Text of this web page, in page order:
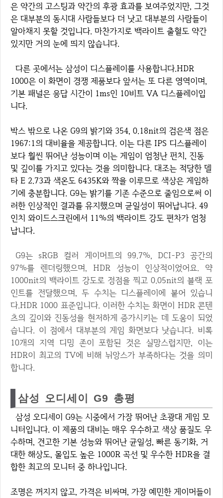
은 약간의 고스팅과 약간의 후광 효과를 보여주었지만, 그것
은 대부분의 동시대 사람들보다 더 낫고 대부분의 사람들이
알아채지 못할 것입니다. 마찬가지로 백라이트 출혈도 약간
있지만 거의 눈에 띄지 않습니다.
다른 곳에서는 삼성이 디스플레이를 사용합니다.HDR
1000은 이 화면이 경쟁 제품보다 앞서는 또 다른 영역이며,
기본 패널은 응답 시간이 1ms인 10비트 VA 디스플레이입
니다.
박스 밖으로 나온 G9의 밝기와 354, 0.18nit의 검은색 점은
1967:1의 대비율을 제공합니다. 이는 다른 IPS 디스플레이
보다 훨씬 뛰어난 성능이며 이는 게임이 엄청난 펀치, 진동
및 깊이를 가지고 있다는 것을 의미합니다. 대조는 적당한 델
타 E 2.73과 색온도 6435K와 짝을 이루므로 색상은 게임하
기에 충분합니다. G9는 밝기를 기존 수준으로 줄임으로써 이
러한 인상적인 결과를 유지했으며 균일성이 뛰어납니다. 49
인치 와이드스크린에서 11%의 백라이트 강도 편차가 엄청
납니다.
G9는 sRGB 컬러 게이머트의 99.7%, DCI-P3 공간의
97%를 렌더링했으며, HDR 성능이 인상적이었어요. 약
1000nit의 백라이트 강도로 정점을 찍고 0.05nit의 블랙 포
인트를 전달했으며, 두 수치는 디스플레이에 붙어 있습니
다.HDR 1000 표준입니다. 이러한 수치는 화면이 HDR 콘텐
츠의 깊이와 진동성을 현저하게 증가시키는 데 도움이 되었
습니다. 이 점에서 대부분의 게임 화면보다 낫습니다. 비록
10개의 지역 디밍 존이 포함된 것은 실망스럽지만, 이는
HDR이 최고의 TV에 비해 뉘앙스가 부족하다는 것을 의미
합니다.
삼성 오디세이 G9 총평
삼성 오디세이 G9는 시중에서 가장 뛰어난 초광대 게임 모
니터입니다. 이 제품의 대비는 매우 우수하고 색상 품질도 우
수하며, 견고한 기본 성능와 뛰어난 균일성, 빠른 동기화, 거
대한 해상도, 몰입도 높은 1000R 곡선 및 우수한 HDR을 결
합한 최고의 모니터 중 하나입니다.
조명은 꺼지지 않고, 가격은 비싸며, 가장 예민한 게이머들이